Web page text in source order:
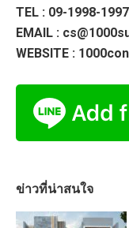
TEL : 09-1998-1997
EMAIL :
WEBSITE :
ข่าวที่น่าสนใจ